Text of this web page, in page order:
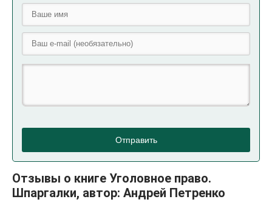
Отправить
Отзывы о книге Уголовное право.
Шпаргалки, автор: Андрей Петренко